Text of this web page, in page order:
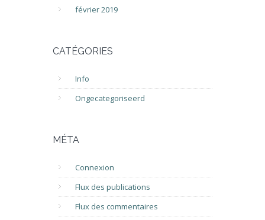
février 2019
CATÉGORIES
Info
Ongecategoriseerd
MÉTA
Connexion
Flux des publications
Flux des commentaires